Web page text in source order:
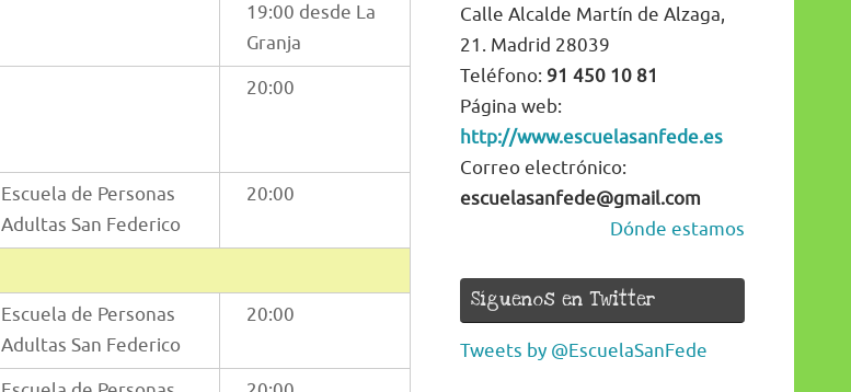
19:00 desde La
Granja
20:00
Escuela de Personas
Adultas San Federico
20:00
Escuela de Personas
Adultas San Federico
20:00
Calle Alcalde Martín de Alzaga,
21. Madrid 28039
Teléfono: 91 450 10 81
Página web:
http://www.escuelasanfede.es
Correo electrónico:
escuelasanfede@gmail.com
Dónde estamos
Síguenos en Twitter
Tweets by @EscuelaSanFede